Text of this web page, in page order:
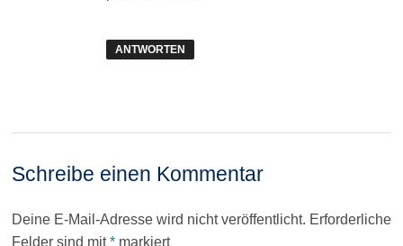
ANTWORTEN
Schreibe einen Kommentar
Deine E-Mail-Adresse wird nicht veröffentlicht. Erforderliche
Felder sind mit*markiert